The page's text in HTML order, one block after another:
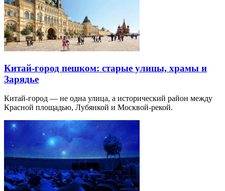
Китай-город пешком: старые улицы, храмы и
Зарядье
Китай-город — не одна улица, а исторический район между
Красной площадью, Лубянкой и Москвой-рекой.